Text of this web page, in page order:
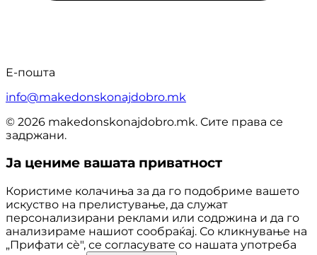
Е-пошта
info@makedonskonajdobro.mk
© 2026 makedonskonajdobro.mk. Сите права се
задржани.
Ја цениме вашата приватност
Користиме колачиња за да го подобриме вашето
искуство на прелистување, да служат
персонализирани реклами или содржина и да го
анализираме нашиот сообраќај. Со кликнување на
„Прифати сè", се согласувате со нашата употреба